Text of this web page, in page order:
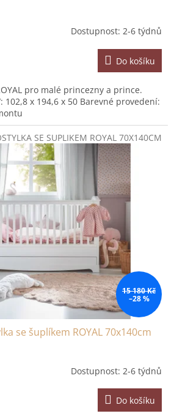
Dostupnost: 2-6 týdnů
Do košíku
pro malé princezny a prince.
102,8 x 194,6 x 50 Barevné provedení:
15 180 Kč
–28 %
se šuplíkem ROYAL 70x140cm
Dostupnost: 2-6 týdnů
Do košíku
SE SUPLIKEM ROYAL 70X140CM